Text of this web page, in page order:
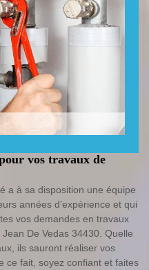
vos travaux de
a à sa disposition une équipe
années d’expérience et qui
vos demandes en travaux
De Vedas 34430. Quelle
ils sauront réaliser vos
ce fait, soyez confiant et faites